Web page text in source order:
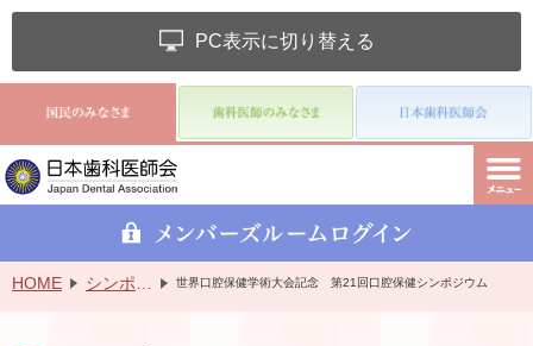
PC表示に切り替える
HOME 世界口腔保健学術大会記念 第21回口腔保健シンポジウム